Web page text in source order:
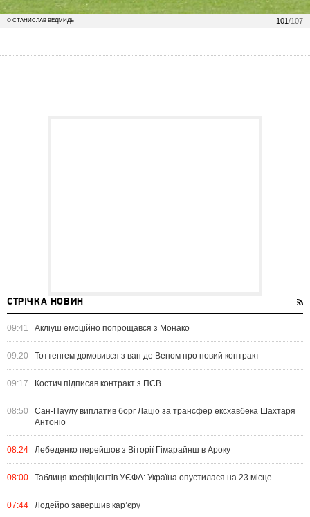
101/107
© СТАНИСЛАВ ВЕДМИДЬ
СТРІЧКА НОВИН
09:41 Акліуш емоційно попрощався з Монако
09:20 Тоттенгем домовився з ван де Веном про новий контракт
09:17 Костич підписав контракт з ПСВ
08:50
Сан-Паулу виплатив борг Лаціо за трансфер ексхавбека Шахтаря
Антоніо
08:24 Лебеденко перейшов з Віторії Гімарайнш в Ароку
08:00 Таблиця коефіцієнтів УЄФА: Україна опустилася на 23 місце
07:44 Лодейро завершив кар’єру